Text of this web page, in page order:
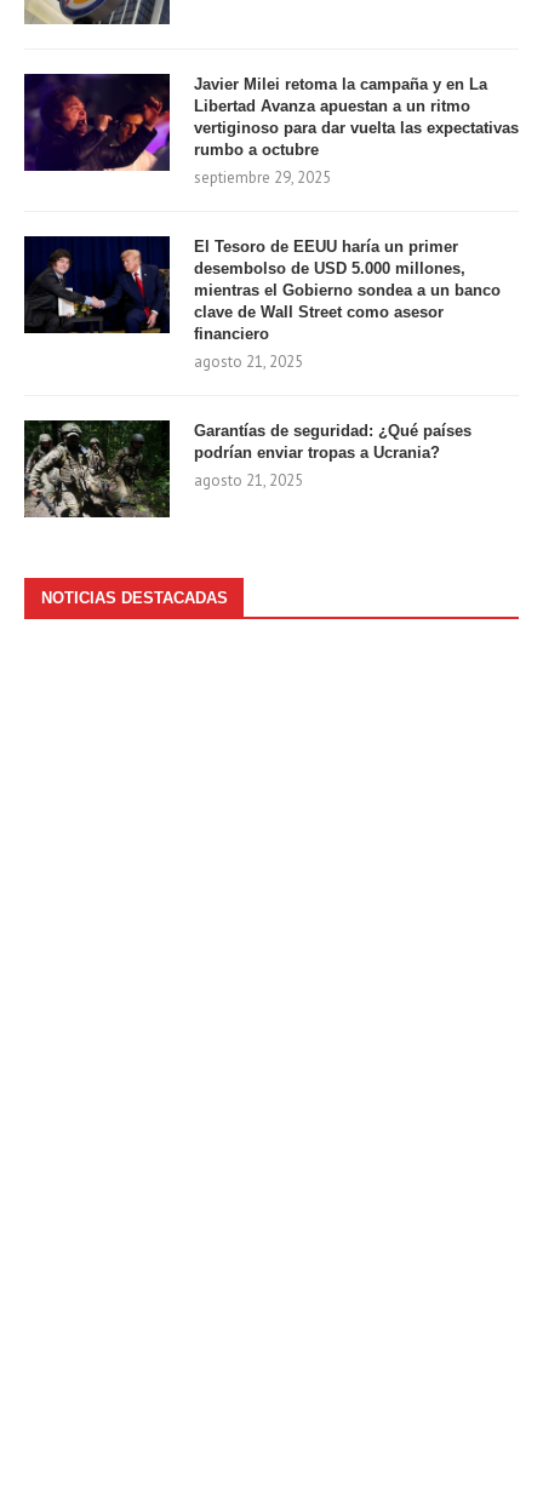
Javier Milei retoma la campaña y en La
Libertad Avanza apuestan a un ritmo
vertiginoso para dar vuelta las expectativas
rumbo a octubre
septiembre 29, 2025
El Tesoro de EEUU haría un primer
desembolso de USD 5.000 millones,
mientras el Gobierno sondea a un banco
clave de Wall Street como asesor
financiero
agosto 21, 2025
Garantías de seguridad: ¿Qué países
podrían enviar tropas a Ucrania?
agosto 21, 2025
NOTICIAS DESTACADAS